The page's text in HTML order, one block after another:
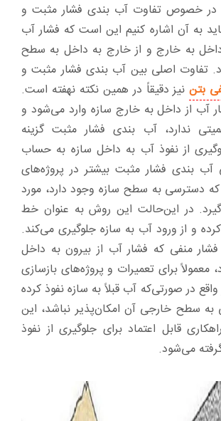
در خصوص تفاوت آب بندی فشار مثبت و
به آن اشاره کنیم این است که فشار آب
به خارج و از خارج به داخل به سطح
تفاوت اصلی بین آب ‌بندی فشار مثبت و
بتننیز دقیقاً در همین نکته نهفته است.
آب از داخل به خارج سازه وارد می‌شود و
ندارد، آب بندی فشار مثبت گزینه
از نفوذ آب به داخل سازه به حساب
آب بندی فشار مثبت بیشتر در پروژه‌های
دسترسی به سطح سازه وجود دارد، مورد
در این‌حالت این روش به عنوان خط
و از ورود آب به سازه جلوگیری می‌کند.
منفی که فشار آب از بیرون به داخل
معمولاً برای تعمیرات و پروژه‌های بازسازی
در صورتی‌که آب قبلاً به سازه نفوذ کرده
سطح خارجی آن امکان‌پذیر نباشد، این
قابل اعتماد برای جلوگیری از نفوذ
می‌شود.